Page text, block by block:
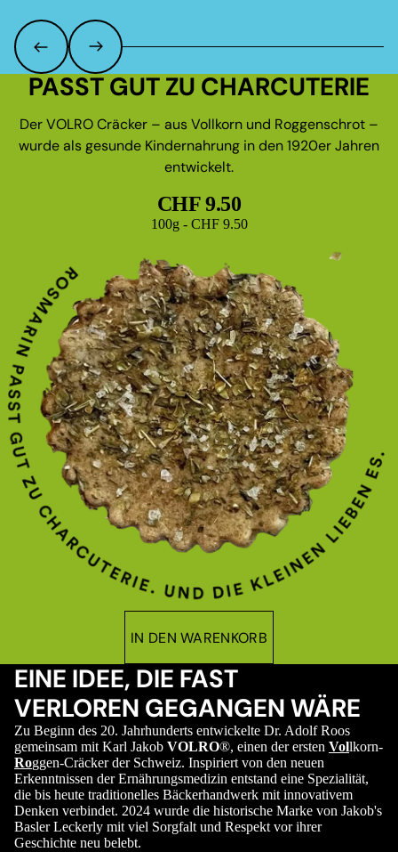
PASST GUT ZU CHARCUTERIE
Der VOLRO Cräcker – aus Vollkorn und Roggenschrot –
wurde als gesunde Kindernahrung in den 1920er Jahren
entwickelt.
CHF 9.50
Grundpreis
100g - CHF 9.50
IN DEN WARENKORB
EINE IDEE, DIE FAST
VERLOREN GEGANGEN WÄRE
Zu Beginn des 20. Jahrhunderts entwickelte Dr. Adolf Roos
gemeinsam mit Karl Jakob VOLRO®, einen der ersten Vollkorn-
Roggen-Cräcker der Schweiz. Inspiriert von den neuen
Erkenntnissen der Ernährungsmedizin entstand eine Spezialität,
die bis heute traditionelles Bäckerhandwerk mit innovativem
Denken verbindet. 2024 wurde die historische Marke von Jakob's
Basler Leckerly mit viel Sorgfalt und Respekt vor ihrer
Geschichte neu belebt.